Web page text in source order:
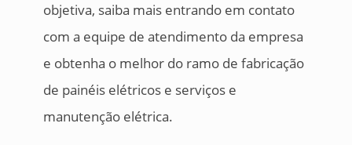
objetiva, saiba mais entrando em contato
com a equipe de atendimento da empresa
e obtenha o melhor do ramo de fabricação
de painéis elétricos e serviços e
manutenção elétrica.